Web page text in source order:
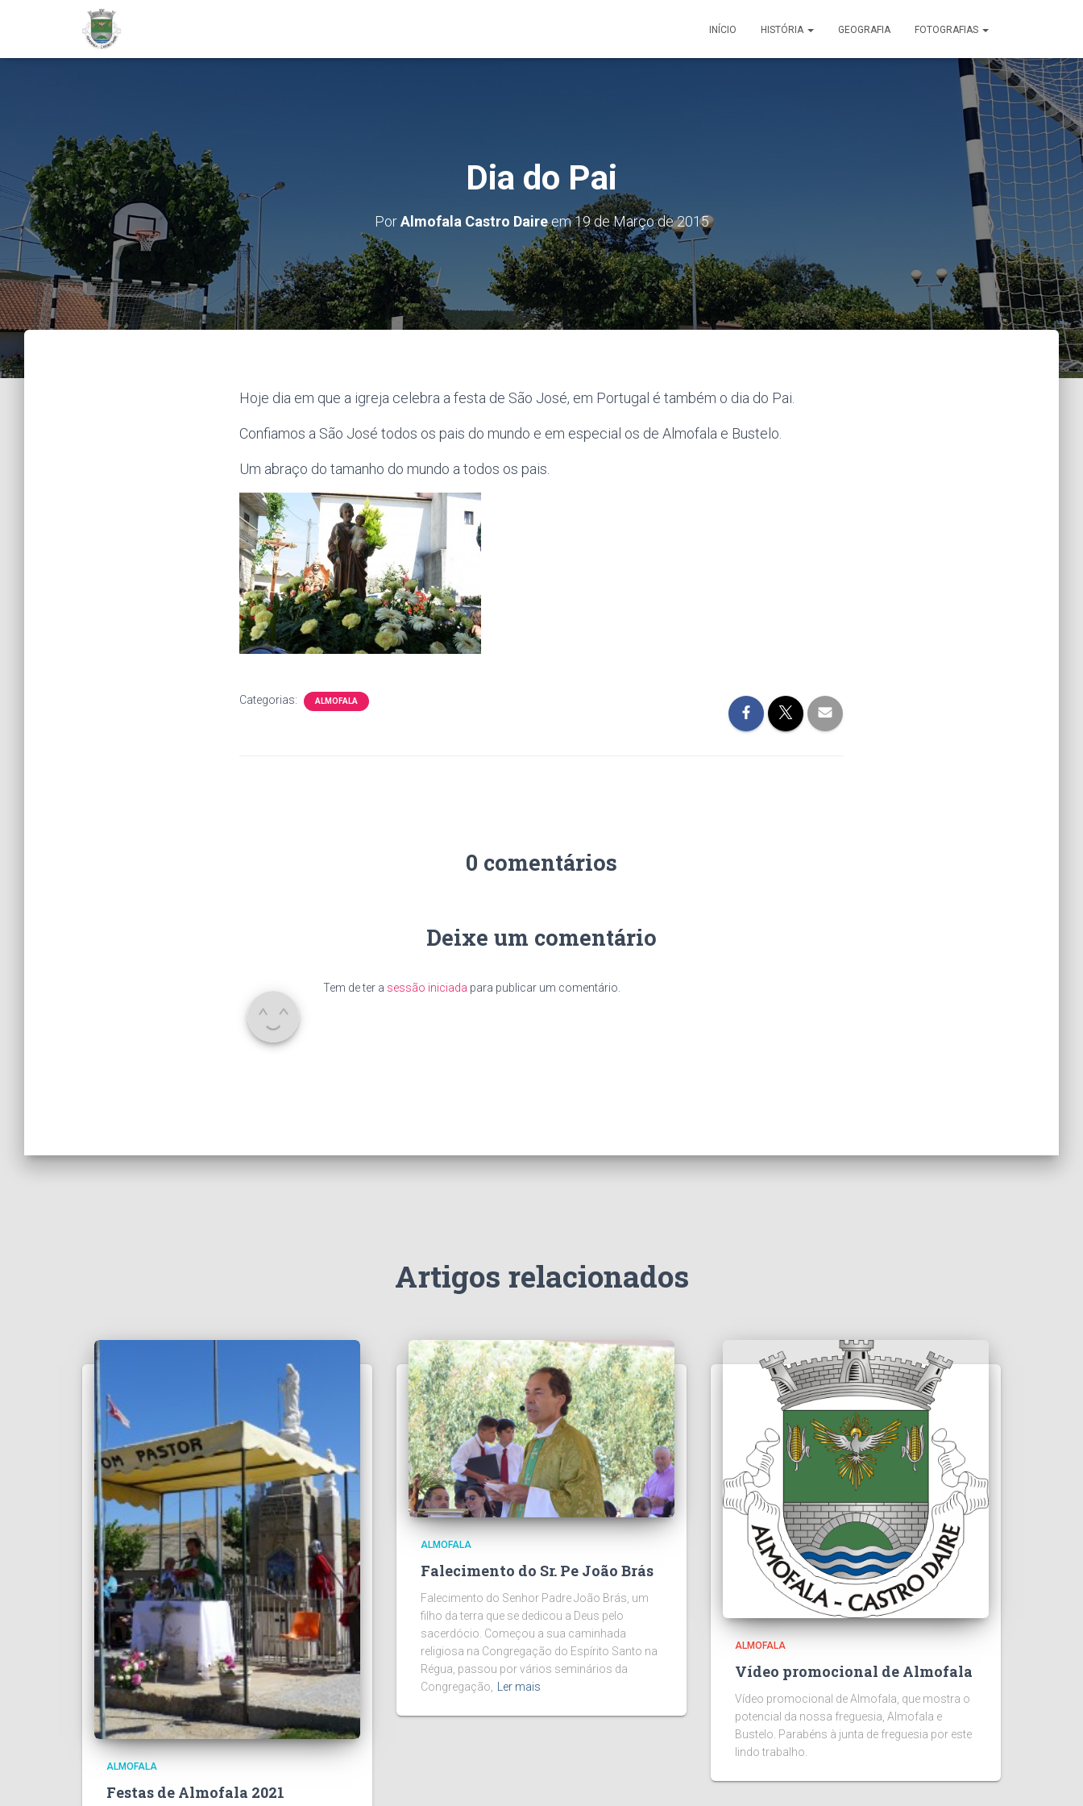
INÍCIO HISTÓRIA GEOGRAFIA FOTOGRAFIAS
Dia do Pai
PorAlmofala Castro Daireem19 de Março de 2015
Hoje dia em que a igreja celebra a festa de São José, em Portugal é também o dia do Pai.
Confiamos a São José todos os pais do mundo e em especial os de Almofala e Bustelo.
Um abraço do tamanho do mundo a todos os pais.
Categorias: ALMOFALA
0 comentários
Deixe um comentário
Tem de ter a sessão iniciada para publicar um comentário.
Artigos relacionados
ALMOFALA
Festas de Almofala 2021
ALMOFALA
Falecimento do Sr. Pe João Brás
Falecimento do Senhor Padre João Brás, um
filho da terra que se dedicou a Deus pelo
sacerdócio. Começou a sua caminhada
religiosa na Congregação do Espírito Santo na
Régua, passou por vários seminários da
Congregação,
Ler mais
ALMOFALA
Vídeo promocional de Almofala
Vídeo promocional de Almofala, que mostra o
potencial da nossa freguesia, Almofala e
Bustelo. Parabéns à junta de freguesia por este
lindo trabalho.